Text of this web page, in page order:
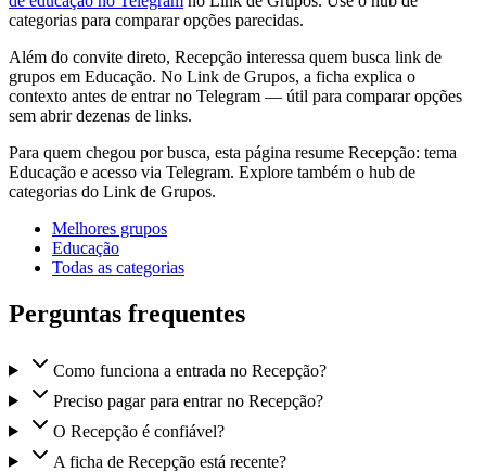
categorias para comparar opções parecidas.
Além do convite direto, Recepção interessa quem busca link de
grupos em Educação. No Link de Grupos, a ficha explica o
contexto antes de entrar no Telegram — útil para comparar opções
sem abrir dezenas de links.
Para quem chegou por busca, esta página resume Recepção: tema
Educação e acesso via Telegram. Explore também o hub de
categorias do Link de Grupos.
Melhores grupos
Educação
Todas as categorias
Perguntas frequentes
Como funciona a entrada no Recepção?
Preciso pagar para entrar no Recepção?
O Recepção é confiável?
A ficha de Recepção está recente?